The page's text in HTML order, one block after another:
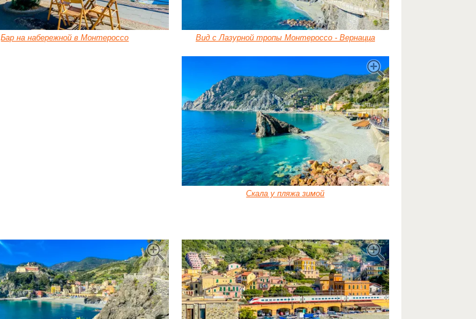
Бар на набережной в Монтероссо Вид с Лазурной тропы Монтероссо - Вернацца
Скала у пляжа зимой